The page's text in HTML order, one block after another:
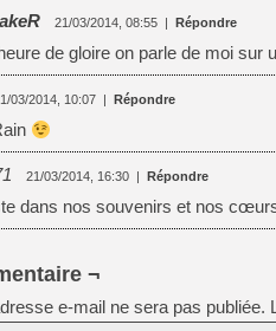
21/03/2014, 08:55 | Répondre
de gloire on parle de moi sur
03/2014, 10:07 | Répondre
21/03/2014, 16:30 | Répondre
dans nos souvenirs et nos
¬
e-mail ne sera pas publiée.